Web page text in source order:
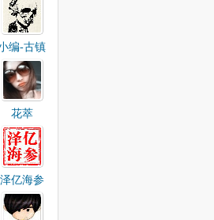
编-古镇
花萃
泽亿海参